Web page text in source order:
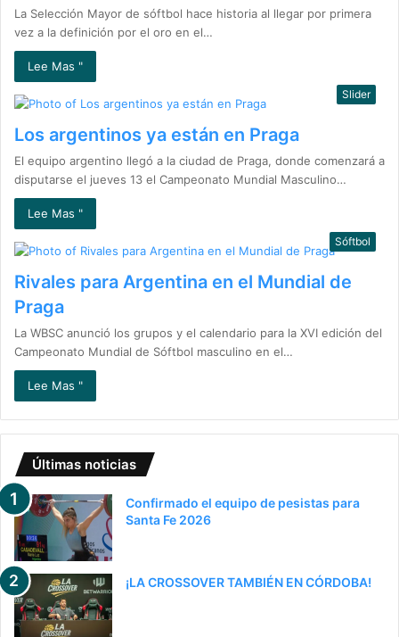
La Selección Mayor de sóftbol hace historia al llegar por primera
vez a la definición por el oro en el…
Lee Mas "
Slider
Los argentinos ya están en Praga
El equipo argentino llegó a la ciudad de Praga, donde comenzará a
disputarse el jueves 13 el Campeonato Mundial Masculino…
Lee Mas "
Sóftbol
Rivales para Argentina en el Mundial de
Praga
La WBSC anunció los grupos y el calendario para la XVI edición del
Campeonato Mundial de Sóftbol masculino en el…
Lee Mas "
Últimas noticias
Confirmado el equipo de pesistas para
Santa Fe 2026
¡LA CROSSOVER TAMBIÉN EN CÓRDOBA!